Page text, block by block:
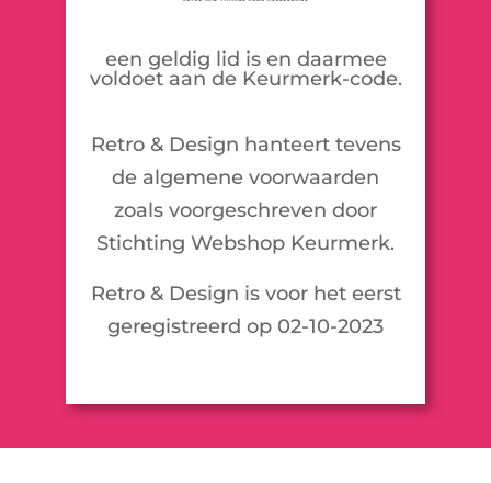
een geldig lid is en daarmee
voldoet aan de Keurmerk-code.
Retro & Design hanteert tevens
de algemene voorwaarden
zoals voorgeschreven door
Stichting Webshop Keurmerk.
Retro & Design is voor het eerst
geregistreerd op 02-10-2023